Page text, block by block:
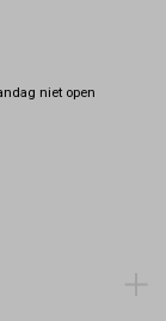
niet open